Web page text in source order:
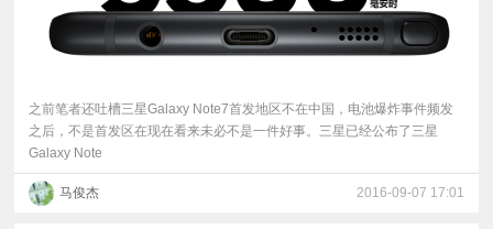
普之前笔者还吐槽三星Galaxy Note7首发地区不在中国，电池爆炸事件频发
之后，不是首发区在现在看来未必不是一件好事。三星已经公布了三星
Galaxy Note
马俊杰 2016-09-07 17:01